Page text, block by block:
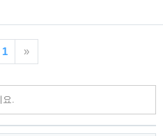
여 정하는 기법임 상향식과 하향식
용을 산정하는 것. 전문가 판단, 델파
of code) 코드라인 수의 낙관치, 중
1 »